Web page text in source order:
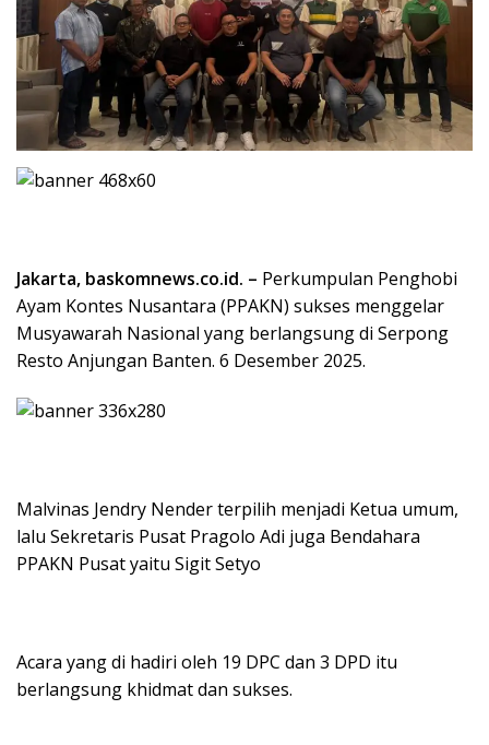
Jakarta, baskomnews.co.id. – Perkumpulan Penghobi
Ayam Kontes Nusantara (PPAKN) sukses menggelar
Musyawarah Nasional yang berlangsung di Serpong
Resto Anjungan Banten. 6 Desember 2025.
Malvinas Jendry Nender terpilih menjadi Ketua umum,
lalu Sekretaris Pusat Pragolo Adi juga Bendahara
PPAKN Pusat yaitu Sigit Setyo
Acara yang di hadiri oleh 19 DPC dan 3 DPD itu
berlangsung khidmat dan sukses.